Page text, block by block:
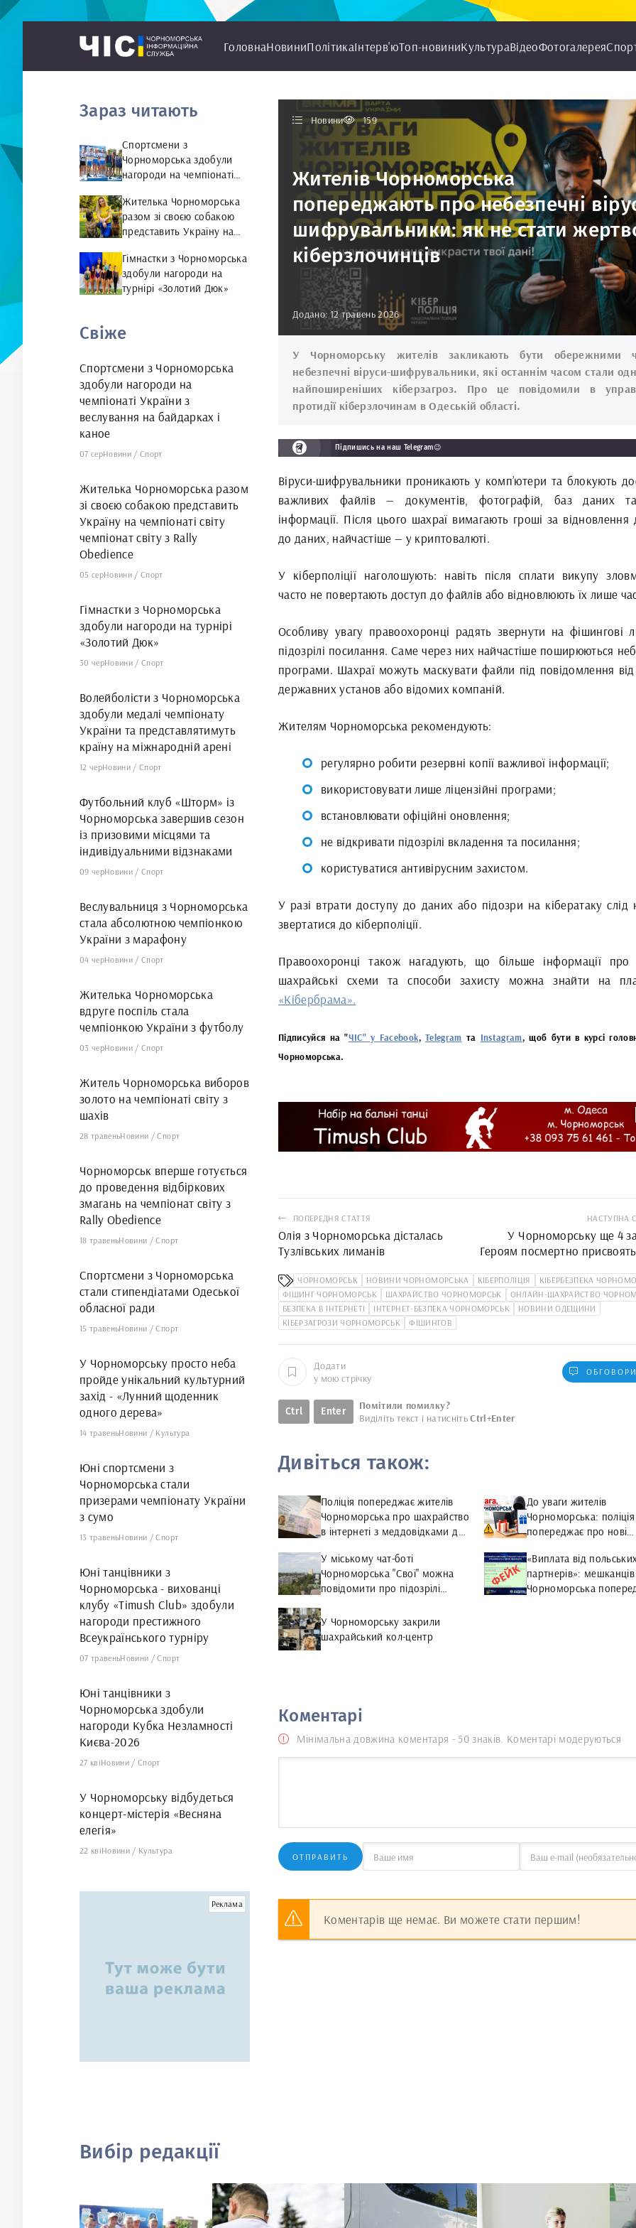
ГоловнаНовиниПолітикаІнтерв'юТоп-новиниКультураВідеоФотогалерея
Новини 159
Жителів Чорноморська
попереджають про небезпечні
шифрувальники: як не стати
кіберзлочинців
Додано: 12 травень 2026
У Чорноморську жителів закликають бути обережними
небезпечні віруси-шифрувальники, які останнім часом стали
найпоширеніших кіберзагроз. Про це повідомили в
протидії кіберзлочинам в Одеській області.
Підпишись на наш Telegram😉
Віруси-шифрувальники проникають у комп’ютери та блокують
важливих файлів — документів, фотографій, баз даних
інформації. Після цього шахраї вимагають гроші за відновлення
до даних, найчастіше — у криптовалюті.
У кіберполіції наголошують: навіть після сплати викупу
часто не повертають доступ до файлів або відновлюють їх лише
Особливу увагу правоохоронці радять звернути на фішингові
підозрілі посилання. Саме через них найчастіше поширюються
програми. Шахраї можуть маскувати файли під повідомлення від
державних установ або відомих компаній.
Жителям Чорноморська рекомендують:
регулярно робити резервні копії важливої інформації;
використовувати лише ліцензійні програми;
встановлювати офіційні оновлення;
не відкривати підозрілі вкладення та посилання;
користуватися антивірусним захистом.
У разі втрати доступу до даних або підозри на кібератаку слід
звертатися до кіберполіції.
Правоохоронці також нагадують, що більше інформації про
шахрайські схеми та способи захисту можна знайти на
«Кібербрама».
Підписуйся на "ЧІС" у Facebook,Telegram та Instagram, щоб бути в курсі
Чорноморська.
ПОПЕРЕДНЯ СТАТТЯ
Олія з Чорноморська дісталась
Тузлівських лиманів
НАСТУПНА
У Чорноморську ще 4
Героям посмертно присвоять
територіальної
ЧОРНОМОРСЬК НОВИНИ ЧОРНОМОРСЬКА КІБЕРПОЛІЦІЯ
КІБЕРБЕЗПЕКА
ФІШИНГ ЧОРНОМОРСЬК
ШАХРАЙСТВО ЧОРНОМОРСЬК
ОНЛАЙН-ШАХРАЙСТВО
БЕЗПЕКА В ІНТЕРНЕТІ
ІНТЕРНЕТ-БЕЗПЕКА ЧОРНОМОРСЬК
НОВИНИ ОДЕЩИНИ
КІБЕРЗАГРОЗИ ЧОРНОМОРСЬК
ФІШИНГОВ
Додати
у мою стрічку
Ctrl Enter
Помітили помилку?
Виділіть текст і натиснітьCtrl+Enter
Дивіться також:
Поліція попереджає жителів
Чорноморська про шахрайство
в інтернеті з меддовідками для
До уваги жителів
Чорноморська: поліція
попереджає про нові
та розіграші
У міському чат-боті
Чорноморська "Свої" можна
повідомити про підозрілі
«Виплата від
партнерів»: мешканців
Чорноморська
У Чорноморську закрили
шахрайський кол-центр
Коментарі
Мінімальна довжина коментаря - 50 знаків. Коментарі модеруються
ОТПРАВИТЬ
Коментарів ще немає. Ви можете стати першим!
Зараз читають
Спортсмени з
Чорноморська здобули
нагороди на чемпіонаті
байдарках і каное
Жителька Чорноморська
разом зі своєю собакою
представить Україну на
світу з Rally Obedience
Гімнастки з Чорноморська
здобули нагороди на
турнірі «Золотий Дюк»
Свіже
Спортсмени з Чорноморська
здобули нагороди на
чемпіонаті України з
веслування на байдарках і
каное
07 серНовини /Спорт
Жителька Чорноморська разом
зі своєю собакою представить
Україну на чемпіонаті світу
чемпіонат світу з Rally
Obedience
05 серНовини /Спорт
Гімнастки з Чорноморська
здобули нагороди на турнірі
«Золотий Дюк»
30 черНовини /Спорт
Волейболісти з Чорноморська
здобули медалі чемпіонату
України та представлятимуть
країну на міжнародній арені
12 черНовини /Спорт
Футбольний клуб «Шторм» із
Чорноморська завершив сезон
із призовими місцями та
індивідуальними відзнаками
09 черНовини /Спорт
Веслувальниця з Чорноморська
стала абсолютною чемпіонкою
України з марафону
04 черНовини /Спорт
Жителька Чорноморська
вдруге поспіль стала
чемпіонкою України з футболу
03 черНовини /Спорт
Житель Чорноморська виборов
золото на чемпіонаті світу з
шахів
28 травеньНовини /Спорт
Чорноморськ вперше готується
до проведення відбіркових
змагань на чемпіонат світу з
Rally Obedience
18 травеньНовини /Спорт
Спортсмени з Чорноморська
стали стипендіатами Одеської
обласної ради
15 травеньНовини /Спорт
У Чорноморську просто неба
пройде унікальний культурний
захід - «Лунний щоденник
одного дерева»
14 травеньНовини / Культура
Юні спортсмени з
Чорноморська стали
призерами чемпіонату України
з сумо
13 травеньНовини /Спорт
Юні танцівники з
Чорноморська - вихованці
клубу «Timush Club» здобули
нагороди престижного
Всеукраїнського турніру
07 травеньНовини /Спорт
Юні танцівники з
Чорноморська здобули
нагороди Кубка Незламності
Києва-2026
27 квіНовини /Спорт
У Чорноморську відбудеться
концерт-містерія «Весняна
елегія»
22 квіНовини / Культура
Реклама
Вибір редакції